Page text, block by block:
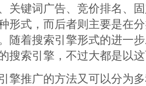
关键词广告、竞价排名、
形式，而后者则主要是在
随着搜索引擎形式的进一
搜索引擎，不过大都是以
推广的方法又可以分为多